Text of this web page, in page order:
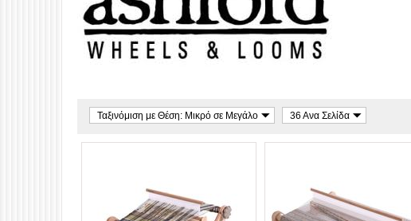
Ταξινόμιση με Θέση: Μικρό σε Μεγάλο 36 Ανα Σελίδα